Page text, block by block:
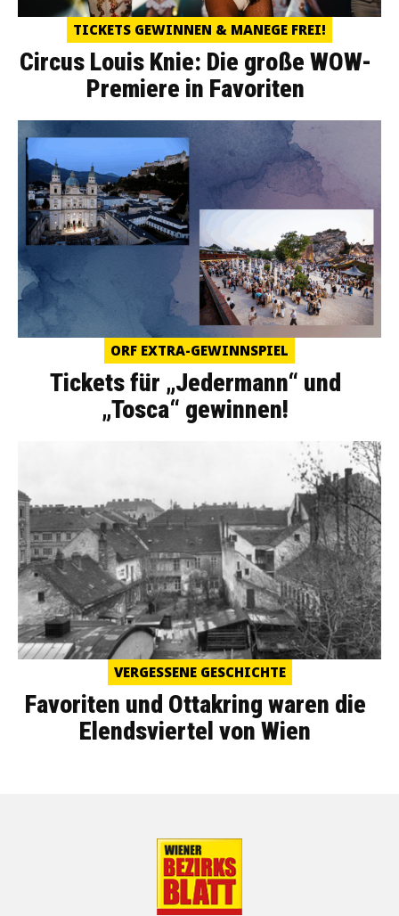
TICKETS GEWINNEN & MANEGE FREI!
Circus Louis Knie: Die große WOW-
Premiere in Favoriten
ORF EXTRA-GEWINNSPIEL
Tickets für „Jedermann“ und
„Tosca“ gewinnen!
VERGESSENE GESCHICHTE
Favoriten und Ottakring waren die
Elendsviertel von Wien